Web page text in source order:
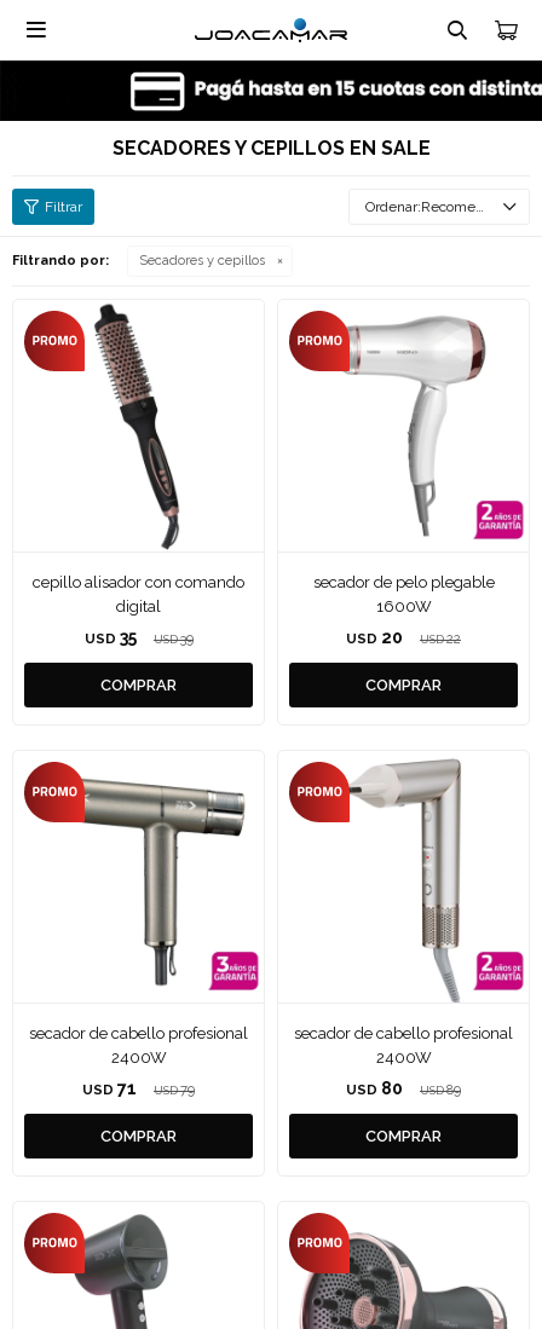

SECADORES Y CEPILLOS EN SALE
Recomendados
Filtrando por: Secadores y cepillos
cepillo alisador con comando
digital
USD 35 USD 39
secador de pelo plegable
1600W
USD 20 USD 22
secador de cabello profesional
2400W
USD 71 USD 79
secador de cabello profesional
2400W
USD 80 USD 89